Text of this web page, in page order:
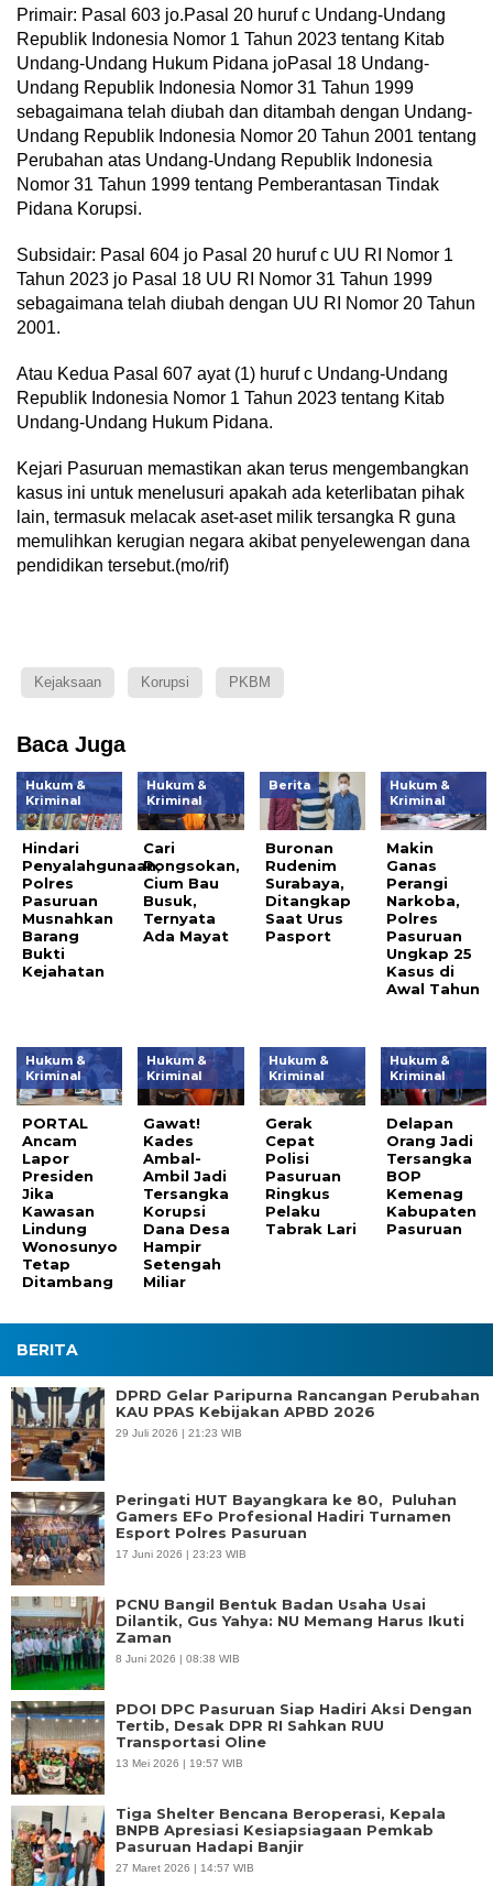
Primair: Pasal 603 jo.Pasal 20 huruf c Undang-Undang
Republik Indonesia Nomor 1 Tahun 2023 tentang Kitab
Undang-Undang Hukum Pidana joPasal 18 Undang-
Undang Republik Indonesia Nomor 31 Tahun 1999
sebagaimana telah diubah dan ditambah dengan Undang-
Undang Republik Indonesia Nomor 20 Tahun 2001 tentang
Perubahan atas Undang-Undang Republik Indonesia
Nomor 31 Tahun 1999 tentang Pemberantasan Tindak
Pidana Korupsi.
Subsidair: Pasal 604 jo Pasal 20 huruf c UU RI Nomor 1
Tahun 2023 jo Pasal 18 UU RI Nomor 31 Tahun 1999
sebagaimana telah diubah dengan UU RI Nomor 20 Tahun
2001.
Atau Kedua Pasal 607 ayat (1) huruf c Undang-Undang
Republik Indonesia Nomor 1 Tahun 2023 tentang Kitab
Undang-Undang Hukum Pidana.
Kejari Pasuruan memastikan akan terus mengembangkan
kasus ini untuk menelusuri apakah ada keterlibatan pihak
lain, termasuk melacak aset-aset milik tersangka R guna
memulihkan kerugian negara akibat penyelewengan dana
pendidikan tersebut.(mo/rif)
Kejaksaan Korupsi PKBM
Baca Juga
Hukum &
Kriminal
Hindari
Penyalahgunaan,
Polres
Pasuruan
Musnahkan
Barang
Bukti
Kejahatan
Hukum &
Kriminal
Cari
Rongsokan,
Cium Bau
Busuk,
Ternyata
Ada Mayat
Berita
Buronan
Rudenim
Surabaya,
Ditangkap
Saat Urus
Pasport
Hukum &
Kriminal
Makin
Ganas
Perangi
Narkoba,
Polres
Pasuruan
Ungkap 25
Kasus di
Awal Tahun
Hukum &
Kriminal
PORTAL
Ancam
Lapor
Presiden
Jika
Kawasan
Lindung
Wonosunyo
Tetap
Ditambang
Hukum &
Kriminal
Gawat!
Kades
Ambal-
Ambil Jadi
Tersangka
Korupsi
Dana Desa
Hampir
Setengah
Miliar
Hukum &
Kriminal
Gerak
Cepat
Polisi
Pasuruan
Ringkus
Pelaku
Tabrak Lari
Hukum &
Kriminal
Delapan
Orang Jadi
Tersangka
BOP
Kemenag
Kabupaten
Pasuruan
BERITA
DPRD Gelar Paripurna Rancangan Perubahan
KAU PPAS Kebijakan APBD 2026
29 Juli 2026 | 21:23 WIB
Peringati HUT Bayangkara ke 80, Puluhan
Gamers EFo Profesional Hadiri Turnamen
Esport Polres Pasuruan
17 Juni 2026 | 23:23 WIB
PCNU Bangil Bentuk Badan Usaha Usai
Dilantik, Gus Yahya: NU Memang Harus Ikuti
Zaman
8 Juni 2026 | 08:38 WIB
PDOI DPC Pasuruan Siap Hadiri Aksi Dengan
Tertib, Desak DPR RI Sahkan RUU
Transportasi Oline
13 Mei 2026 | 19:57 WIB
Tiga Shelter Bencana Beroperasi, Kepala
BNPB Apresiasi Kesiapsiagaan Pemkab
Pasuruan Hadapi Banjir
27 Maret 2026 | 14:57 WIB